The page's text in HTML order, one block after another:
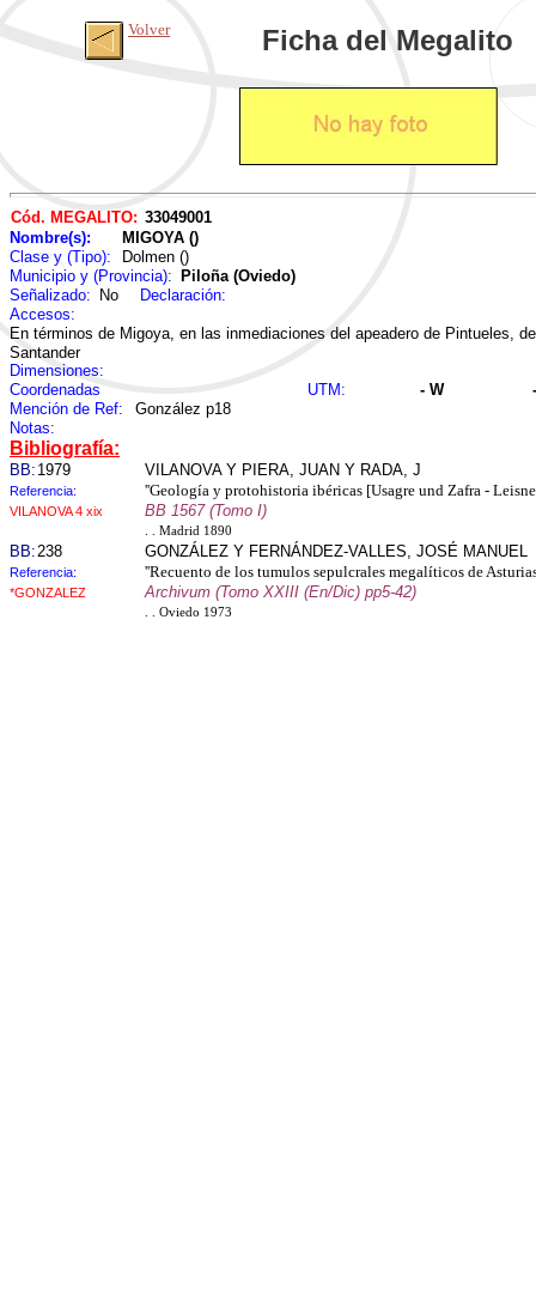
Volver Ficha del Megalito
Cód. MEGALITO: 33049001
Nombre(s):
MIGOYA ()
Clase y (Tipo):
Dolmen ()
Municipio y (Provincia):
Piloña (Oviedo)
Señalizado:
No
Declaración:
Accesos:
En términos de Migoya, en las inmediaciones del apeadero de Pintueles,
Santander
Dimensiones:
Coordenadas
UTM: - W
Mención de Ref:
González p18
Notas:
Bibliografía:
BB: 1979 VILANOVA Y PIERA, JUAN Y RADA, J
Referencia: ''Geología y protohistoria ibéricas [Usagre und Zafra -
VILANOVA 4 xix BB 1567 (Tomo I)
. . Madrid 1890
BB:238 GONZÁLEZ Y FERNÁNDEZ-VALLES, JOSÉ MANUEL
Referencia: ''Recuento de los tumulos sepulcrales megalíticos de
*GONZALEZ Archivum (Tomo XXIII (En/Dic) pp5-42)
. . Oviedo 1973